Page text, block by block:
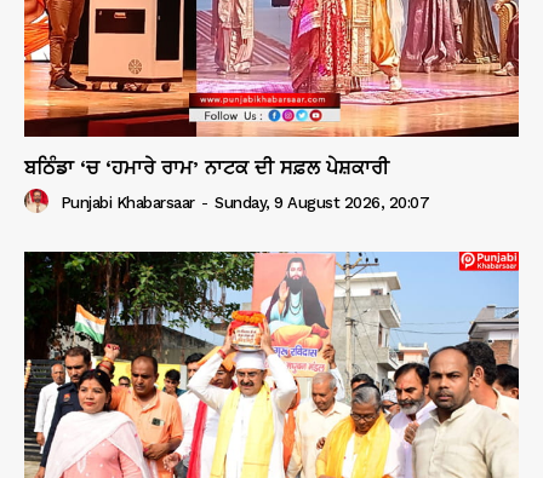
ਬਠਿੰਡਾ ‘ਚ ‘ਹਮਾਰੇ ਰਾਮ’ ਨਾਟਕ ਦੀ ਸਫ਼ਲ ਪੇਸ਼ਕਾਰੀ
Punjabi Khabarsaar - Sunday, 9 August 2026, 20:07